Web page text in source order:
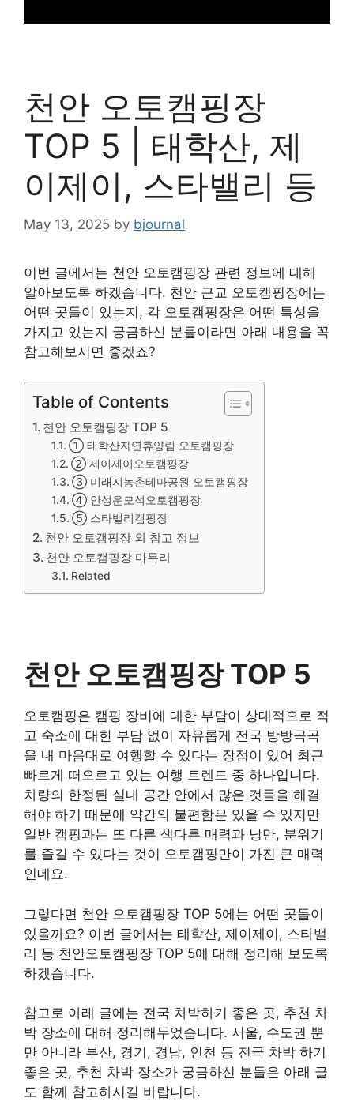
천안 오토캠핑장
TOP 5 | 태학산, 제
이제이, 스타밸리 등
May 13, 2025 by bjournal
이번 글에서는 천안 오토캠핑장 관련 정보에 대해
알아보도록 하겠습니다. 천안 근교 오토캠핑장에는
어떤 곳들이 있는지, 각 오토캠핑장은 어떤 특성을
가지고 있는지 궁금하신 분들이라면 아래 내용을 꼭
참고해보시면 좋겠죠?
Table of Contents
천안 오토캠핑장 TOP 5
① 태학산자연휴양림 오토캠핑장
② 제이제이오토캠핑장
③ 미래지농촌테마공원 오토캠핑장
④ 안성운모석오토캠핑장
⑤ 스타밸리캠핑장
천안 오토캠핑장 외 참고 정보
천안 오토캠핑장 마무리
Related
천안 오토캠핑장 TOP 5
오토캠핑은 캠핑 장비에 대한 부담이 상대적으로 적
고 숙소에 대한 부담 없이 자유롭게 전국 방방곡곡
을 내 마음대로 여행할 수 있다는 장점이 있어 최근
빠르게 떠오르고 있는 여행 트렌드 중 하나입니다.
차량의 한정된 실내 공간 안에서 많은 것들을 해결
해야 하기 때문에 약간의 불편함은 있을 수 있지만
일반 캠핑과는 또 다른 색다른 매력과 낭만, 분위기
를 즐길 수 있다는 것이 오토캠핑만이 가진 큰 매력
인데요.
그렇다면 천안 오토캠핑장 TOP 5에는 어떤 곳들이
있을까요? 이번 글에서는 태학산, 제이제이, 스타밸
리 등 천안오토캠핑장 TOP 5에 대해 정리해 보도록
하겠습니다.
참고로 아래 글에는 전국 차박하기 좋은 곳, 추천 차
박 장소에 대해 정리해두었습니다. 서울, 수도권 뿐
만 아니라 부산, 경기, 경남, 인천 등 전국 차박 하기
좋은 곳, 추천 차박 장소가 궁금하신 분들은 아래 글
도 함께 참고하시길 바랍니다.